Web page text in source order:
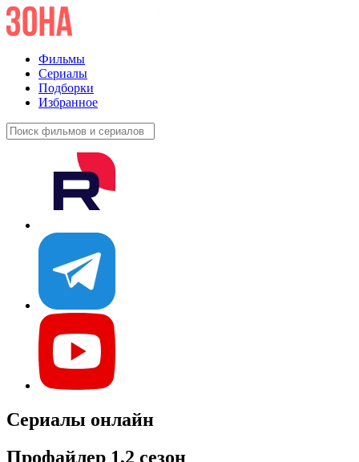
Фильмы
Сериалы
Подборки
Избранное
Сериалы онлайн
Профайлер 1,2 сезон